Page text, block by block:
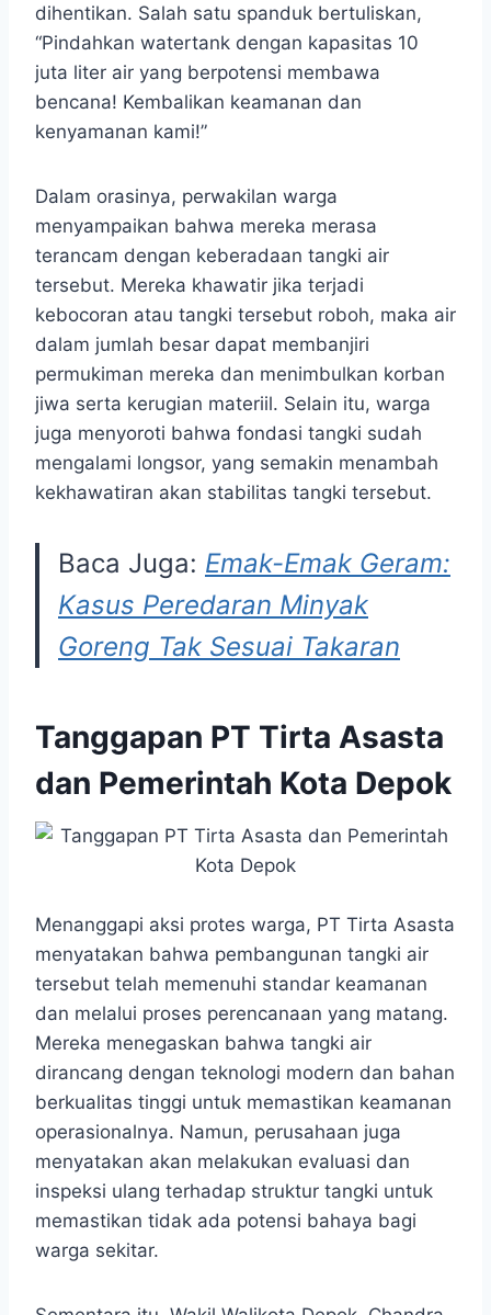
dihentikan. Salah satu spanduk bertuliskan,
“Pindahkan watertank dengan kapasitas 10
juta liter air yang berpotensi membawa
bencana! Kembalikan keamanan dan
kenyamanan kami!”
Dalam orasinya, perwakilan warga
menyampaikan bahwa mereka merasa
terancam dengan keberadaan tangki air
tersebut. Mereka khawatir jika terjadi
kebocoran atau tangki tersebut roboh, maka air
dalam jumlah besar dapat membanjiri
permukiman mereka dan menimbulkan korban
jiwa serta kerugian materiil. Selain itu, warga
juga menyoroti bahwa fondasi tangki sudah
mengalami longsor, yang semakin menambah
kekhawatiran akan stabilitas tangki tersebut.
Baca Juga: Emak-Emak Geram:
Kasus Peredaran Minyak
Goreng Tak Sesuai Takaran
Tanggapan PT Tirta Asasta
dan Pemerintah Kota Depok
Menanggapi aksi protes warga, PT Tirta Asasta
menyatakan bahwa pembangunan tangki air
tersebut telah memenuhi standar keamanan
dan melalui proses perencanaan yang matang.
Mereka menegaskan bahwa tangki air
dirancang dengan teknologi modern dan bahan
berkualitas tinggi untuk memastikan keamanan
operasionalnya. Namun, perusahaan juga
menyatakan akan melakukan evaluasi dan
inspeksi ulang terhadap struktur tangki untuk
memastikan tidak ada potensi bahaya bagi
warga sekitar.